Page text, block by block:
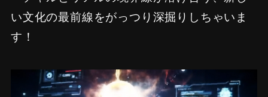
い文化の最前線をがっつり深掘りしちゃいま
す！